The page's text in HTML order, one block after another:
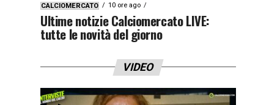
CALCIOMERCATO 10 ore ago
Ultime notizie Calciomercato LIVE:
tutte le novità del giorno
VIDEO